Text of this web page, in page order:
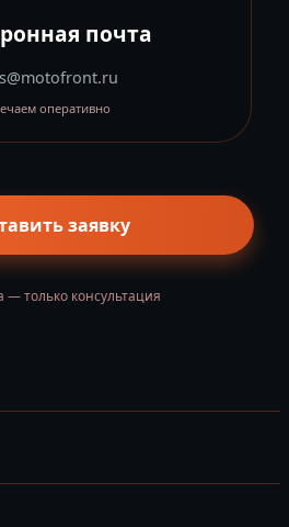
почта
оперативно
заявку
— только консультация